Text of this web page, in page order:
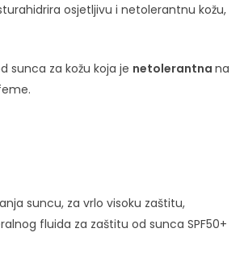
osjetljivu i netolerantnu kožu,
sunca za kožu koja je netolerantna na
suncu, za vrlo visoku zaštitu,
fluida za zaštitu od sunca SPF50+